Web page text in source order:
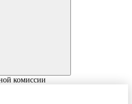
комиссии